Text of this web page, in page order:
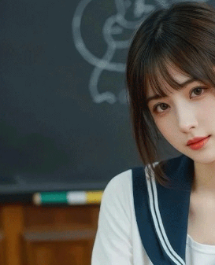
短剧
最热 添加 评分
都市 甜宠
2025 2024
全部 大陆 香港 台湾